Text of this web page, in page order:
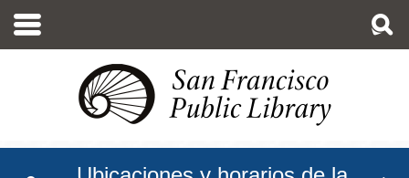
contenido